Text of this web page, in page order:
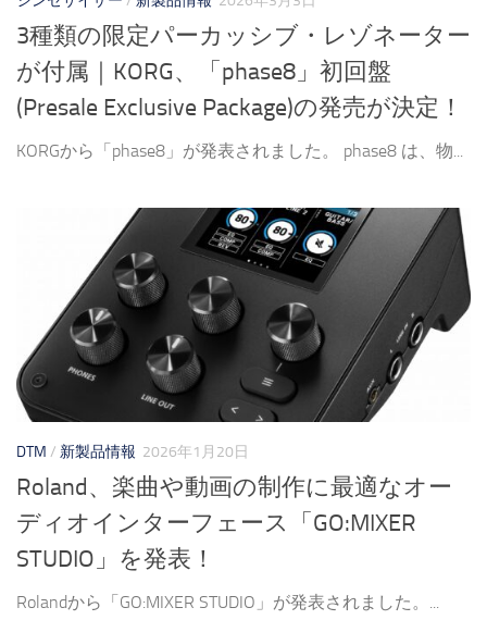
3種類の限定パーカッシブ・レゾネーター
が付属｜KORG、「phase8」初回盤
(Presale Exclusive Package)の発売が決定！
KORGから「phase8」が発表されました。 phase8 は、物...
DTM / 新製品情報 2026年1月20日
Roland、楽曲や動画の制作に最適なオー
ディオインターフェース「GO:MIXER
STUDIO」を発表！
Rolandから「GO:MIXER STUDIO」が発表されました。...